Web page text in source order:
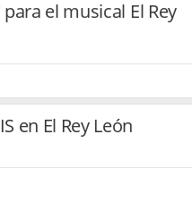
el musical El Rey
en El Rey León